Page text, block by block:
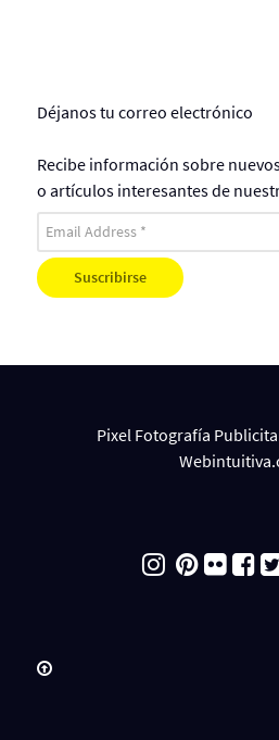
Déjanos tu correo electrónico
Recibe información sobre
o artículos interesantes de
Pixel Fotografía